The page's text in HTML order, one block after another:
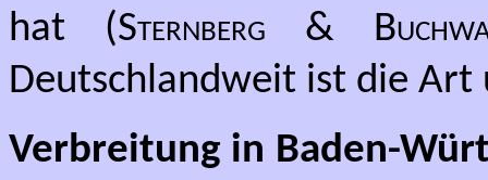
hat (Sternberg &
Deutschlandweit ist die Art
Verbreitung in Baden-